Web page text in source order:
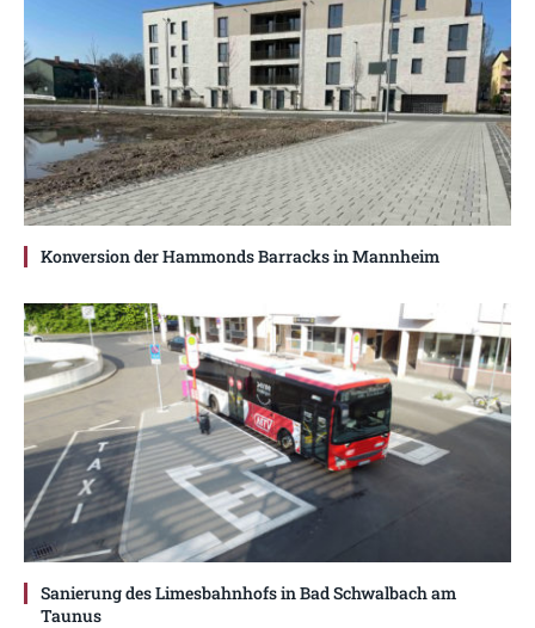
Konversion der Hammonds Barracks in Mannheim
Sanierung des Limesbahnhofs in Bad Schwalbach am
Taunus